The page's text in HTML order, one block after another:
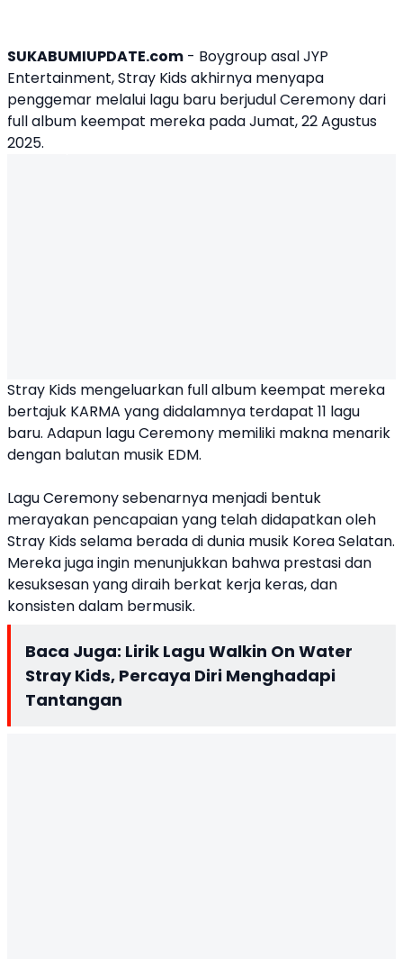
SUKABUMIUPDATE.com - Boygroup asal JYP
Entertainment,Stray Kidsakhirnya menyapa
penggemar melalui lagu baru berjudul Ceremony dari
full album keempat mereka pada Jumat, 22 Agustus
2025.
Stray Kids mengeluarkan full album keempat mereka
bertajuk KARMA yang didalamnya terdapat 11 lagu
baru. Adapun lagu Ceremony memiliki makna menarik
dengan balutan musik EDM.
Lagu Ceremony sebenarnya menjadi bentuk
merayakan pencapaian yang telah didapatkan oleh
Stray Kids selama berada di dunia musik Korea Selatan.
Mereka juga ingin menunjukkan bahwa prestasi dan
kesuksesan yang diraih berkat kerja keras, dan
konsisten dalam bermusik.
Baca Juga: Lirik Lagu Walkin On Water
Stray Kids, Percaya Diri Menghadapi
Tantangan